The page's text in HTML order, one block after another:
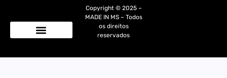
Copyright © 2025 –
MADE IN MS – Todos
os direitos
reservados